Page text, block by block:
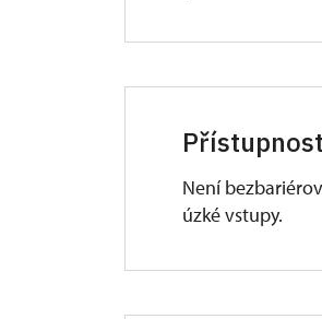
Přístupnost
Není
úzké vstupy.
a některé